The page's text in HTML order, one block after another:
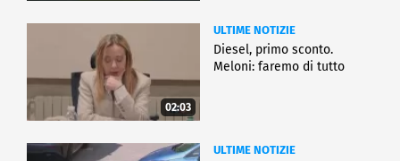
02:03
ULTIME NOTIZIE
Diesel, primo sconto.
Meloni: faremo di tutto
ULTIME NOTIZIE